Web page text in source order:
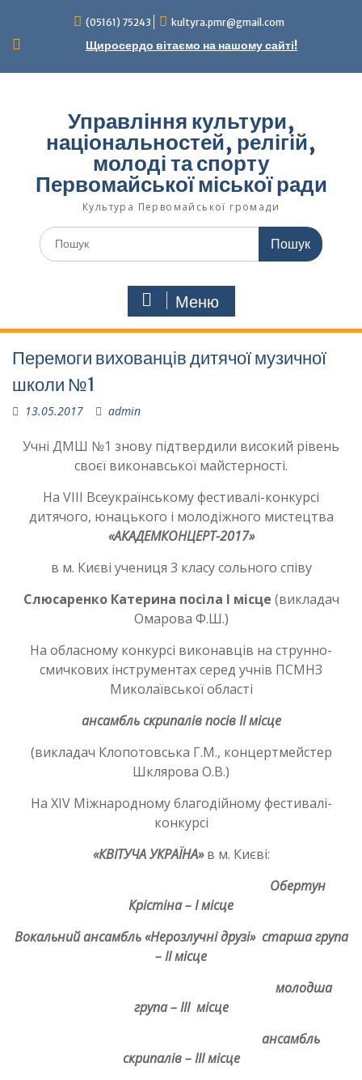
вмісту
(05161) 75243 kultyra.pmr@gmail.com
Щиросердо вітаємо на нашому сайті!
Управління культури,
національностей, релігій,
молоді та спорту
Первомайської міської ради
Культура Первомайcької громади
Шукати:
Меню
Перемоги вихованців дитячої музичної
школи №1
13.05.2017 admin
Учні ДМШ №1 знову підтвердили високий рівень
своєї виконавської майстерності.
На VIIІ Всеукраїнському фестивалі-конкурсі
дитячого, юнацького і молодіжного мистецтва
«АКАДЕМКОНЦЕРТ-2017»
в м. Києві учениця 3 класу сольного співу
Слюсаренко Катерина посіла І місце (викладач
Омарова Ф.Ш.)
На обласному конкурсі виконавців на струнно-
смичкових інструментах серед учнів ПСМНЗ
Миколаївської області
ансамбль скрипалів посів ІІ місце
(викладач Клопотовська Г.М., концертмейстер
Шклярова О.В.)
На XIV Міжнародному благодійному фестивалі-
конкурсі
«КВІТУЧА УКРАЇНА»в м. Києві:
Обертун
Крістіна – І місце
Вокальний ансамбль «Нерозлучні друзі» старша група
– ІІ місце
молодша
група – ІІІ місце
ансамбль
скрипалів – ІІІ місце